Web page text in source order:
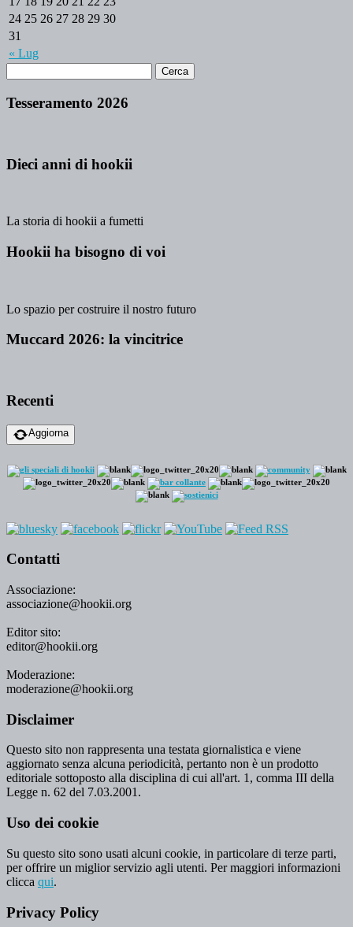
« Lug
24 25 26 27 28 29 30
31
Tesseramento 2026
Dieci anni di hookii
La storia di hookii a fumetti
Hookii ha bisogno di voi
Lo spazio per costruire il nostro futuro
Muccard 2026: la vincitrice
Recenti
Aggiorna
Contatti
Associazione:
associazione@hookii.org
Editor sito:
editor@hookii.org
Moderazione:
moderazione@hookii.org
Disclaimer
Questo sito non rappresenta una testata giornalistica e viene
aggiornato senza alcuna periodicità, pertanto non è un prodotto
editoriale sottoposto alla disciplina di cui all'art. 1, comma III della
Legge n. 62 del 7.03.2001.
Uso dei cookie
Su questo sito sono usati alcuni cookie, in particolare di terze parti,
per offrire un miglior servizio agli utenti. Per maggiori informazioni
clicca qui.
Privacy Policy